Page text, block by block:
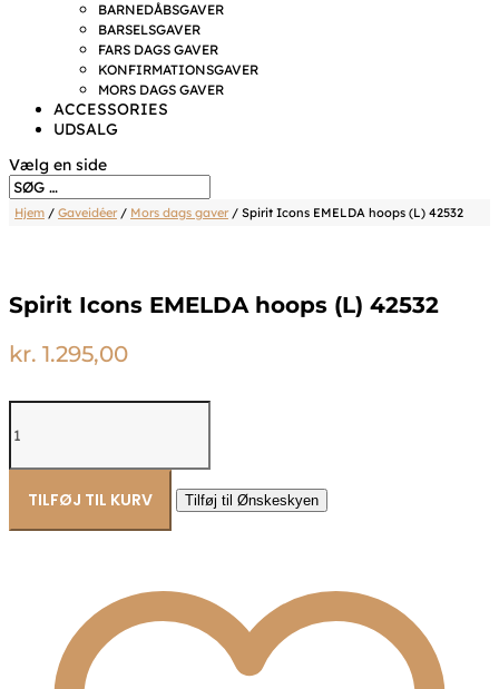
BARNEDÅBSGAVER
BARSELSGAVER
FARS DAGS GAVER
KONFIRMATIONSGAVER
MORS DAGS GAVER
ACCESSORIES
UDSALG
Vælg en side
Hjem / Gaveidéer/ Mors dags gaver/ Spirit Icons EMELDA hoops (L) 42532
Spirit Icons EMELDA hoops (L) 42532
kr. 1.295,00
Icons
hoops
42532
antal
TILFØJ TIL KURV Tilføj til Ønskeskyen